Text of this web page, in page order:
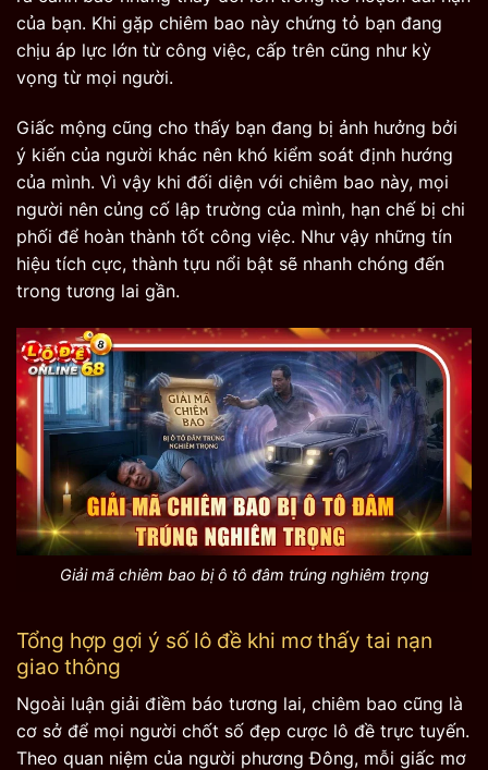
của bạn. Khi gặp chiêm bao này chứng tỏ bạn đang
chịu áp lực lớn từ công việc, cấp trên cũng như kỳ
vọng từ mọi người.
Giấc mộng cũng cho thấy bạn đang bị ảnh hưởng bởi
ý kiến của người khác nên khó kiểm soát định hướng
của mình. Vì vậy khi đối diện với chiêm bao này, mọi
người nên củng cố lập trường của mình, hạn chế bị chi
phối để hoàn thành tốt công việc. Như vậy những tín
hiệu tích cực, thành tựu nổi bật sẽ nhanh chóng đến
trong tương lai gần.
Giải mã chiêm bao bị ô tô đâm trúng nghiêm trọng
Tổng hợp gợi ý số lô đề khi mơ thấy tai nạn
giao thông
Ngoài luận giải điềm báo tương lai, chiêm bao cũng là
cơ sở để mọi người chốt số đẹp cược lô đề trực tuyến.
Theo quan niệm của người phương Đông, mỗi giấc mơ